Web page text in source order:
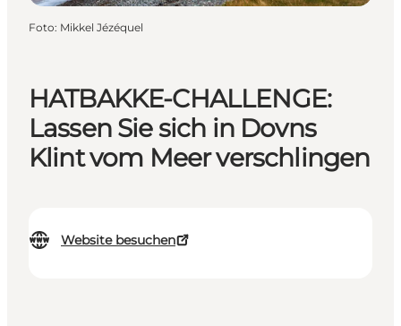
HATBAKKE-CHALLENGE:
Lassen Sie sich in Dovns
Klint vom Meer verschlingen
Website besuchen
Foto: Mikkel Jézéquel